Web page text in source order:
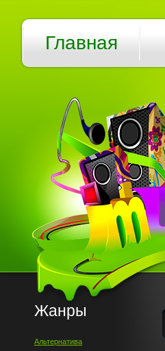
Главная
Жанры
Альтернатива